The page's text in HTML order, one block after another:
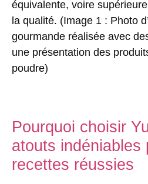
équivalente, voire
la qualité. (Image 1 : Photo
gourmande réalisée avec
une présentation des
poudre)
Pourquoi choisir
atouts indéniables
recettes réussies